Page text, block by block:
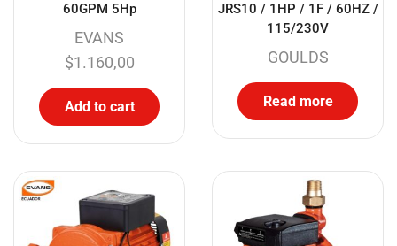
60GPM 5Hp
EVANS
$1.160,00
Add to cart
JRS10 / 1HP / 1F / 60HZ /
115/230V
GOULDS
Read more